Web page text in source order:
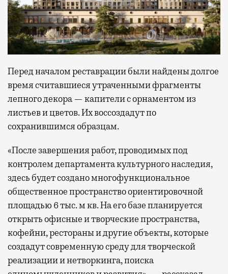
Перед началом реставрации были найдены долгое
время считавшиеся утраченными фрагменты
лепного декора — капители с орнаментом из
листьев и цветов. Их воссоздадут по
сохранившимся образцам.
«После завершения работ, проводимых под
контролем департамента культурного наследия,
здесь будет создано многофункциональное
общественное пространство ориентировочной
площадью 6 тыс. м кв. На его базе планируется
открыть офисные и творческие пространства,
кофейни, рестораны и другие объекты, которые
создадут современную среду для творческой
реализации и нетворкинга, поиска